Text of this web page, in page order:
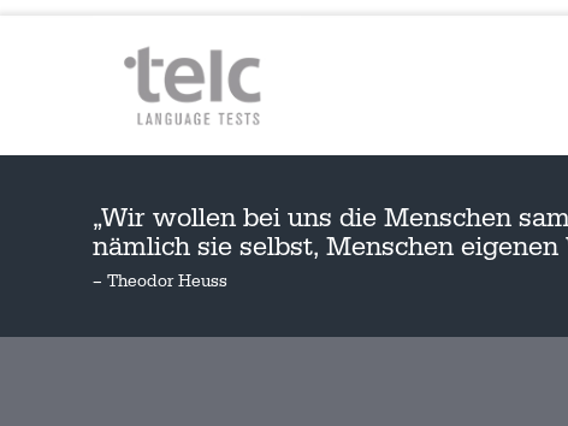
„Wir wollen bei uns die Menschen
nämlich sie selbst, Menschen
– Theodor Heuss